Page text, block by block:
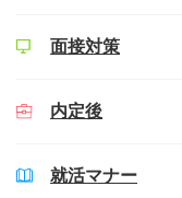
面接対策
内定後
就活マナー